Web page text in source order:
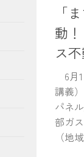
「
動
ス
6月
講義
パネ
部ガ
（地